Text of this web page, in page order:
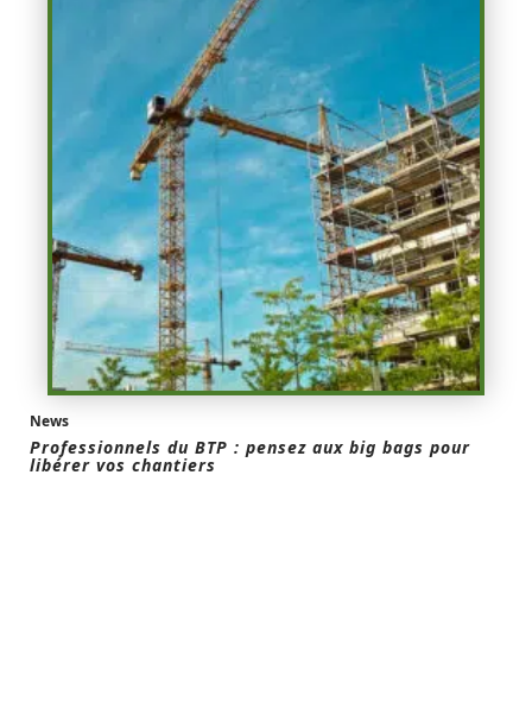
News
Professionnels du BTP : pensez aux big bags pour
libérer vos chantiers